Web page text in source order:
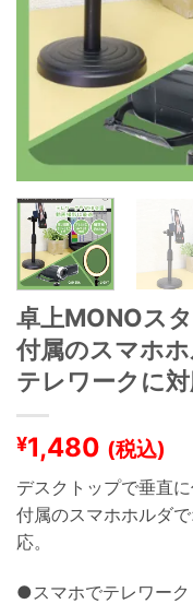
卓上MONOス
付属のスマホ
テレワークに
¥1,480 (税込)
デスクトップで垂直
付属のスマホホルダ
応。
●スマホでテレワーク